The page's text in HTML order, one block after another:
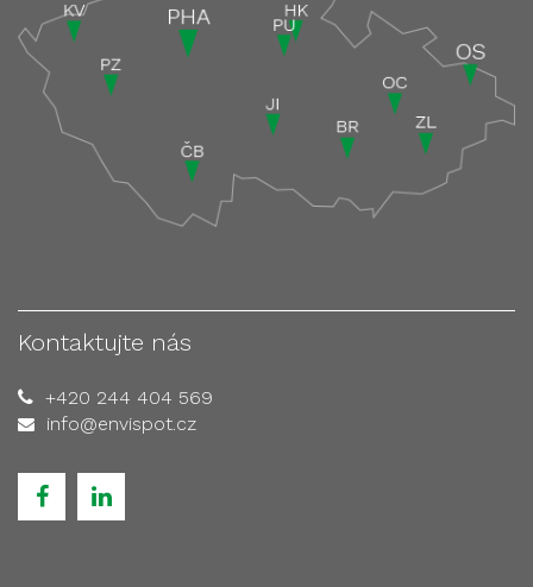
Kontaktujte nás
+420 244 404 569
info@envispot.cz